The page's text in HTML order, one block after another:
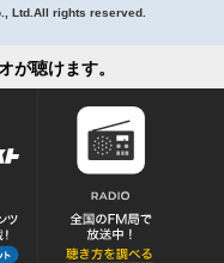
Ltd.All rights reserved.
が聴けます。